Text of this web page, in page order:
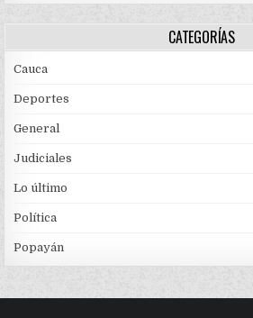
CATEGORÍAS
Cauca
Deportes
General
Judiciales
Lo último
Política
Popayán